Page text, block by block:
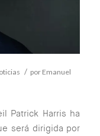
/ por Emanuel
Patrick Harris ha
será dirigida por